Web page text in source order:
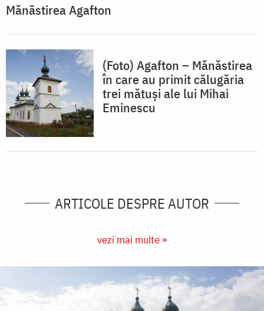
Mănăstirea Agafton
(Foto) Agafton – Mănăstirea
în care au primit călugăria
trei mătuși ale lui Mihai
Eminescu
ARTICOLE DESPRE AUTOR
vezi mai multe »